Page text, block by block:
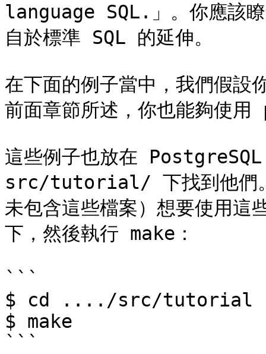
language SQL.」。你應該
自於標準 SQL 的延伸。
在下面的例子當中，我們假設
前面章節所述，你也能夠使
這些例子也放在
src/tutorial/ 下找到他們。
未包含這些檔案）想要使用這
下，然後執行 make：
```
$ cd ..../src/tutorial
$ make
```